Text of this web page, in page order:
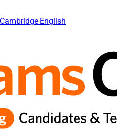
Cambridge English